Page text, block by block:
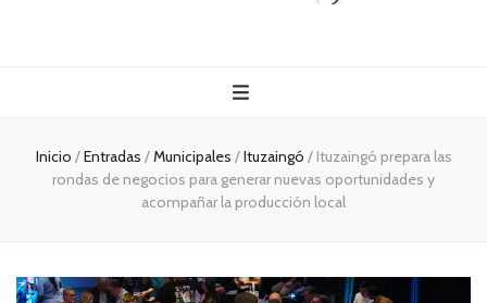
Todo es
(rosca)
política
Inicio /Entradas /Municipales /Ituzaingó / Ituzaingó prepara las
rondas de negocios para generar nuevas oportunidades y
acompañar la producción local